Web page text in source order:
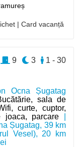
| Card vacanță
Ocna Șugatag
sala de
curte, cuptor,
joaca, parcare
Șugatag, 39 km
Vesel), 20 km
1 - 30
3
9